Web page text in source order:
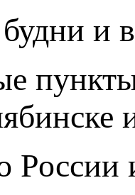
будни и